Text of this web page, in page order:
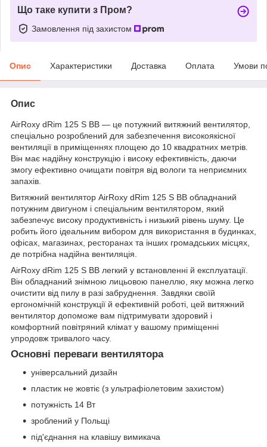
Що таке купити з Пром?
Замовлення під захистом
Опис Характеристики Доставка Оплата Умови
Опис
AirRoxy dRim 125 S BB — це потужний витяжний вентилятор,
спеціально розроблений для забезпечення високоякісної
вентиляції в приміщеннях площею до 10 квадратних метрів.
Він має надійну конструкцію і високу ефективність, даючи
змогу ефективно очищати повітря від вологи та неприємних
запахів.
Витяжний вентилятор AirRoxy dRim 125 S BB обладнаний
потужним двигуном і спеціальним вентилятором, який
забезпечує високу продуктивність і низький рівень шуму. Це
робить його ідеальним вибором для використання в будинках,
офісах, магазинах, ресторанах та інших громадських місцях,
де потрібна надійна вентиляція.
AirRoxy dRim 125 S BB легкий у встановленні й експлуатації.
Він обладнаний знімною лицьовою панеллю, яку можна легко
очистити від пилу в разі забруднення. Завдяки своїй
ергономічній конструкції й ефективній роботі, цей витяжний
вентилятор допоможе вам підтримувати здоровий і
комфортний повітряний клімат у вашому приміщенні
упродовж тривалого часу.
Основні переваги вентилятора
універсальний дизайн
пластик не жовтіє (з ультрафіолетовим захистом)
потужність 14 Вт
зроблений у Польщі
під'єднання на клавішу вимикача